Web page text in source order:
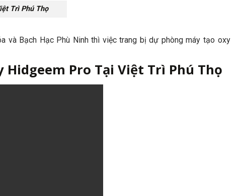
Trì Phú Thọ
và Bạch Hạc Phù Ninh thì việc trang bị dự phòng máy tạo oxy
Hidgeem Pro Tại Việt Trì Phú Thọ